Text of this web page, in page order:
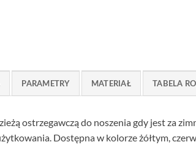
PARAMETRY MATERIAŁ TABELA
ostrzegawczą do noszenia gdy jest za
Dostępna w kolorze żółtym,